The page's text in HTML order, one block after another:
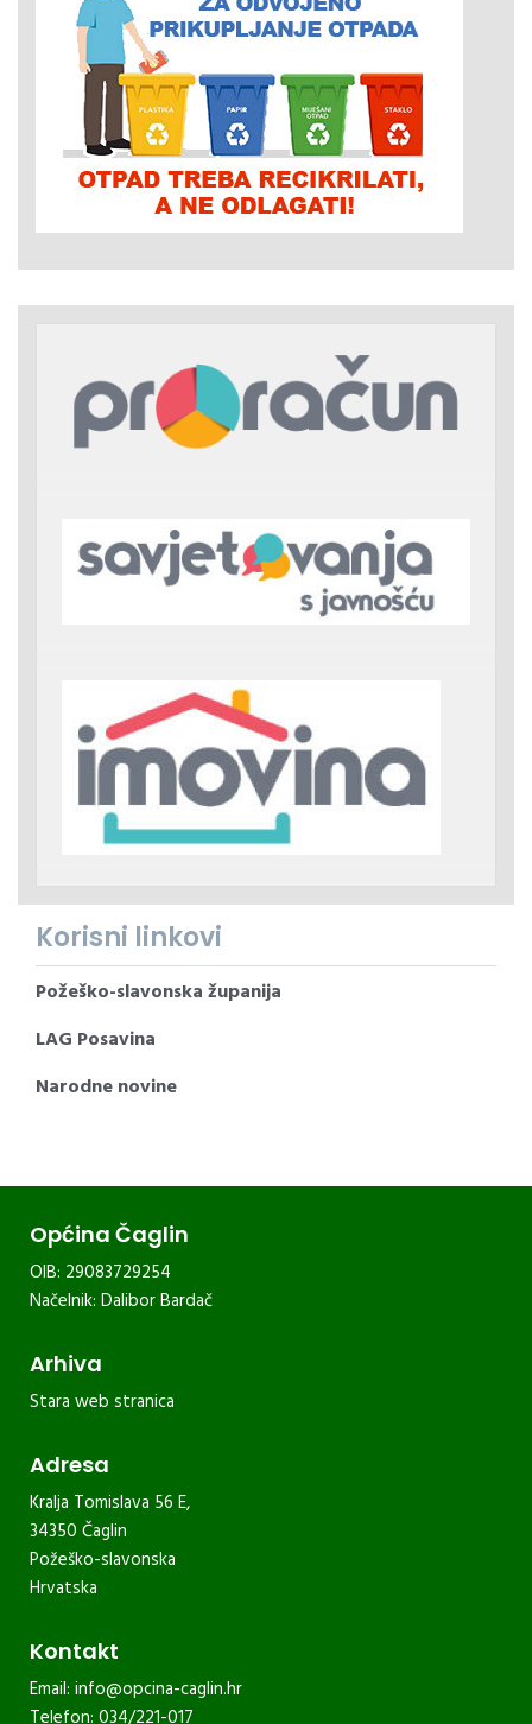
Korisni linkovi
Požeško-slavonska županija
LAG Posavina
Narodne novine
Općina Čaglin
OIB: 29083729254
Načelnik: Dalibor Bardač
Arhiva
Stara web stranica
Adresa
Kralja Tomislava 56 E,
34350 Čaglin
Požeško-slavonska
Hrvatska
Kontakt
Email: info@opcina-caglin.hr